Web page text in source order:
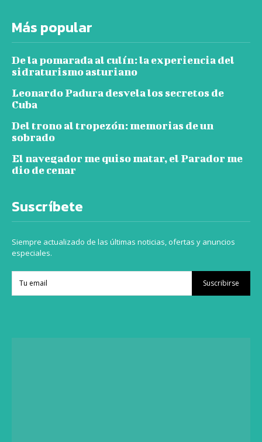
Más popular
De la pomarada al culín: la experiencia del
sidraturismo asturiano
Leonardo Padura desvela los secretos de
Cuba
Del trono al tropezón: memorias de un
sobrado
El navegador me quiso matar, el Parador me
dio de cenar
Suscríbete
Siempre actualizado de las últimas noticias, ofertas y anuncios
especiales.
Suscribirse